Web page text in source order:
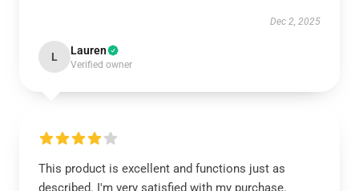
Dec 2, 2025
L Lauren
Verified owner
This product is excellent and functions just as
described. I'm very satisfied with my purchase.